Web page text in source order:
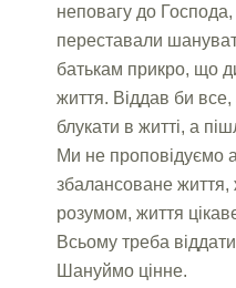
неповагу до Господа,
переставали
батькам прикро, що
життя. Віддав би
блукати в житті, а
Ми не проповідуємо
збалансоване життя,
розумом, життя
Всьому треба
Шануймо цінне.